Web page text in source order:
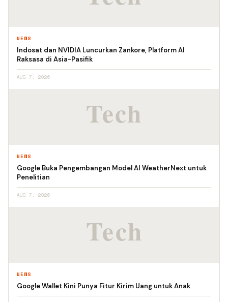
NEWS
Indosat dan NVIDIA Luncurkan Zankore, Platform AI
Raksasa di Asia-Pasifik
AUG 7, 2026
NEWS
Google Buka Pengembangan Model AI WeatherNext untuk
Penelitian
AUG 7, 2026
NEWS
Google Wallet Kini Punya Fitur Kirim Uang untuk Anak